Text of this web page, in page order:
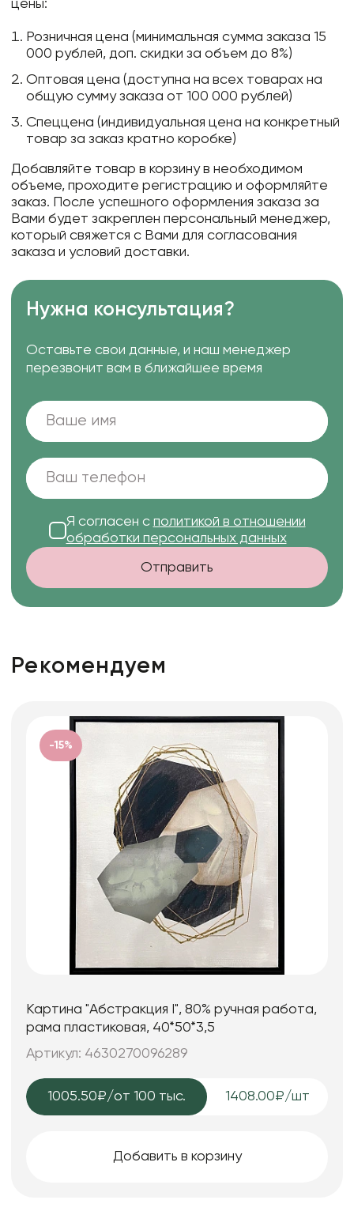
цены:
Розничная цена (минимальная сумма заказа 15
000 рублей, доп. скидки за объем до 8%)
Оптовая цена (доступна на всех товарах на
общую сумму заказа от 100 000 рублей)
Спеццена (индивидуальная цена на конкретный
товар за заказ кратно коробке)
Добавляйте товар в корзину в необходимом
объеме, проходите регистрацию и оформляйте
заказ. После успешного оформления заказа за
Вами будет закреплен персональный менеджер,
который свяжется с Вами для согласования
заказа и условий доставки.
Нужна консультация?
Оставьте свои данные, и наш менеджер
перезвонит вам в ближайшее время
Я согласен с политикой в отношении
обработки персональных данных
Отправить
Рекомендуем
-15%
Картина "Абстракция I", 80% ручная работа,
рама пластиковая, 40*50*3,5
Артикул: 4630270096289
1005.50₽/от 100 тыс. 1408.00₽/шт
Добавить в корзину